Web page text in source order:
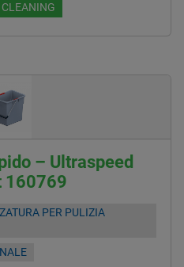
– Ultraspeed
160769
PER PULIZIA